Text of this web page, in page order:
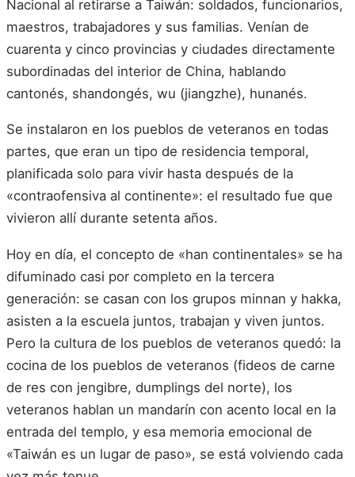
Nacional al retirarse a Taiwán: soldados, funcionarios,
maestros, trabajadores y sus familias. Venían de
cuarenta y cinco provincias y ciudades directamente
subordinadas del interior de China, hablando
cantonés, shandongés, wu (jiangzhe), hunanés.
Se instalaron en los pueblos de veteranos en todas
partes, que eran un tipo de residencia temporal,
planificada solo para vivir hasta después de la
«contraofensiva al continente»: el resultado fue que
vivieron allí durante setenta años.
Hoy en día, el concepto de «han continentales» se ha
difuminado casi por completo en la tercera
generación: se casan con los grupos minnan y hakka,
asisten a la escuela juntos, trabajan y viven juntos.
Pero la cultura de los pueblos de veteranos quedó: la
cocina de los pueblos de veteranos (fideos de carne
de res con jengibre, dumplings del norte), los
veteranos hablan un mandarín con acento local en la
entrada del templo, y esa memoria emocional de
«Taiwán es un lugar de paso», se está volviendo cada